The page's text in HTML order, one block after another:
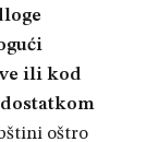
ili kod
oštro